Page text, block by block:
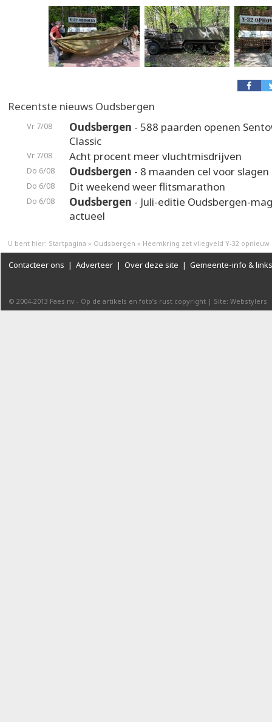
Recentste nieuws Oudsbergen
Vr 7/08 Oudsbergen - 588 paarden openen
Classic
Vr 7/08 Acht procent meer vluchtmisdrijven
Do 6/08 Oudsbergen - 8 maanden cel voor
Do 6/08 Dit weekend weer flitsmarathon
Do 6/08 Oudsbergen - Juli-editie Oudsbergen-
actueel
U bent hier: Startpagina » Oudsbergen » Heemkring zet vliegveld Y-32 opnieuw
Contacteer ons | Adverteer | Over deze site | Gemeente-info & links
© 2004-2013 Faes nv - Op de artikels en foto’s rust copyright | Site: Webstylers